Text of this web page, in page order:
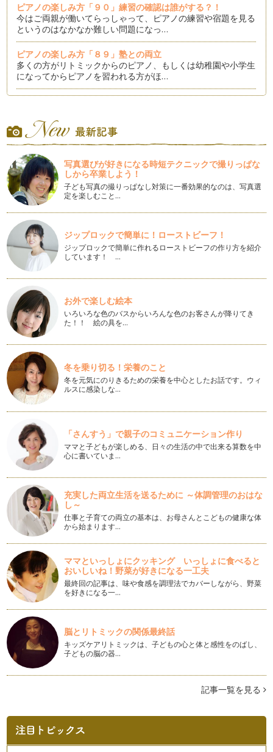
ピアノの楽しみ方「９０」練習の確認は誰がする？！
今はご両親が働いてらっしゃって、ピアノの練習や宿題を見る
というのはなかなか難しい問題になっ…
ピアノの楽しみ方「８９」塾との両立
多くの方がリトミックからのピアノ、もしくは幼稚園や小学生
になってからピアノを習われる方がほ…
楽教育」も急速に変化しています。 …
ピアノの楽しみ方「８７」練習の導き
「我が子が練習しない」これは、ピアノレッスン受講者の親な
ら良く言う話なのかもしれません。 …
ピアノの楽しみ方「８６」練習に寄り添う心得５カ条
ピアノをお子様にさせて「ピアノを習っているけど全然家で練
習しないの、続けさせるか迷う」とい…
ピアノの楽しみ方「８５」ピアノの練習量はどれくらい？！
「ピアノってどれくらい練習してからレッスンに伺うものなん
だろう？」と悩むお母さんは多いです…
ピアノの楽しみ方「８4」マナーを学ぼう
赤ちゃん時期が終わり、いよいよ、入園！っとなった時に、母
親というのは、嬉しい反面、子供の成…
ピアノの楽しみ方「８３」おうち練習の仕方
自分の子供が産まれて順調に育っていくと、次は産まれてきた
子供に対して「どんな習い事をさせて…
ピアノの楽しみ方「８２」作曲にチャレンジ！
ピアノは、ピアノの教本ばかり進めていくことばかりではな
く、創造力を沸かせることも音楽を学ぶ…
ピアノの楽しみ方「８１」和声分析にチャレンジしてみよう
ピアノを弾くということは、まるで物語を語るかのようです
ね。 …
ピアノの楽しみ方「８０」本を読もう
例えば、ピアノレッスン受講者みんなが、ベートーベンがどん
な人柄の人で、どんな時に曲…
ピアノの楽しみ方「７９」様々なレッスンスタイル
レッスンのスタイルというのも時代によって進化したり変化し
ていきます。今回は、3つのレッスン…
ピアノの楽しみ方「７８」同じ曲で応用することが大事
ピアノの学び方というのはご指導されている先生によってやり
方が違うかとは思います。基本のクラ…
ピアノの楽しみ方「７７」練習方法を見直そう
最近、更に自分の演奏と指導法を改善、前進していきたい思い
が強く、信頼しています息子の先生に…
ピアノの楽しみ方「７６」気持ちにゆとりを持つ
一言に「ピアノを楽しむ」と言っても色々な楽しみ方がありま
当たり前のことですが、人間は1人1人、違っていてそこが面
白くもあります。 ピアノを教え…
写真選びが好きになる時短テクニックで撮りっぱな
しから卒業しよう！
子ども写真の撮りっぱなし対策に一番効果的なのは、写真選
定を楽しむこと…
ジップロックで簡単に！ローストビーフ！
ジップロックで簡単に作れるローストビーフの作り方を紹介
しています！ …
お外で楽しむ絵本
いろいろな色のバスからいろんな色のお客さんが降りてき
た！！ 絵の具を…
冬を乗り切る！栄養のこと
冬を元気にのりきるための栄養を中心としたお話です。ウィ
ルスに感染しな…
「さんすう」で親子のコミュニケーション作り
ママと子どもが楽しめる、日々の生活の中で出来る算数を中
心に書いていま…
充実した両立生活を送るために ～体調管理のおはな
し～
仕事と子育ての両立の基本は、お母さんとこどもの健康な体
から始まります…
ママといっしょにクッキング いっしょに食べると
おいしいね！野菜が好きになる一工夫
最終回の記事は、味や食感を調理法でカバーしながら、野菜
を好きになる一…
脳とリトミックの関係最終話
キッズケアリトミックは、子どもの心と体と感性をのばし、
子どもの脳の器…
記事一覧を見る